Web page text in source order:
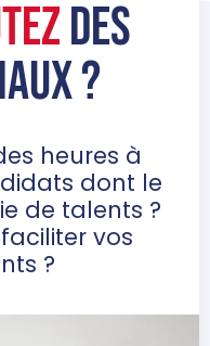
DES
?
heures à
dont le
de talents ?
vos
?